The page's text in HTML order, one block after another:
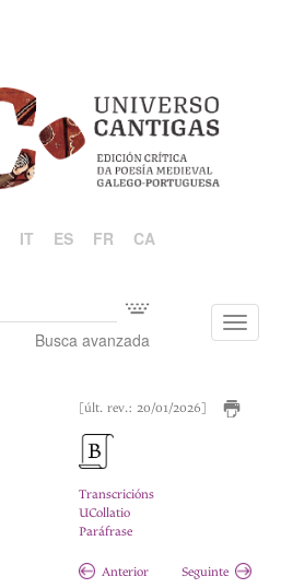
IT ES FR CA
Busca avanzada
[últ. rev.: 20/01/2026]
Transcricións
UCollatio
Paráfrase
Anterior Seguinte